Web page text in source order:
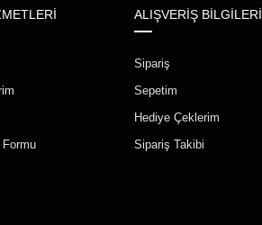
ALIŞVERİŞ BİLGİLERİ
Sipariş
Sepetim
Hediye Çeklerim
Sipariş Takibi